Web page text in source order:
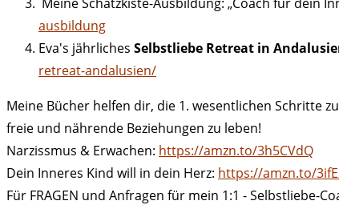
ausbildung
Eva's jährliches Selbstliebe Retreat in
retreat-andalusien/
Meine Bücher helfen dir, die 1. wesentlichen Schritte
freie und nährende Beziehungen zu leben!
Narzissmus & Erwachen: https://amzn.to/3h5CVdQ
Dein Inneres Kind will in dein Herz: https://amzn.to/
Für FRAGEN und Anfragen für mein 1:1 - Selbstliebe-